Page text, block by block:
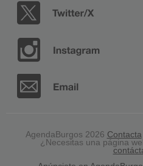
AgendaBurgos 2026 Contacta
¿Necesitas una página